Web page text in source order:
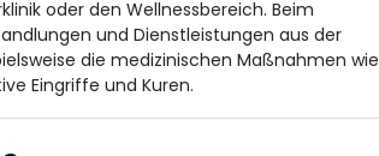
oder den Wellnessbereich. Beim
und Dienstleistungen aus der
die medizinischen Maßnahmen wie
Eingriffe und Kuren.